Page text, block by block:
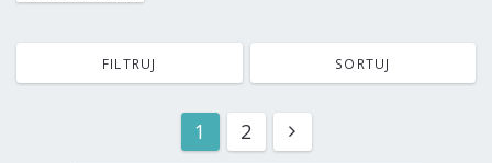
FILTRUJ SORTUJ
1 2